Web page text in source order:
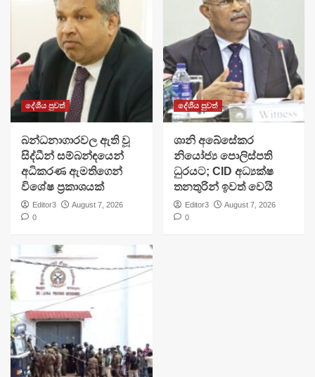
දේශීය පුවත්
බන්ධනාගාරවල ඇති වූ
සිද්ධීන් සම්බන්ඳයෙන්
අධිකරණ ඇමතිගෙන්
විශේෂ ප්‍රකාශයක්
Editor3
August 7, 2026
0
දේශීය පුවත්
ශානි අබේසේකර
නියෝජ්‍ය පොලිස්පති
ධුරයට; CID අධ්‍යක්ෂ
තනතුරින් ඉවත් වෙයි
Editor3
August 7, 2026
0